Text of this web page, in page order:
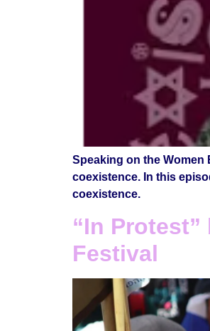
Speaking on the Women
coexistence. In this
coexistence.
“In
Festival